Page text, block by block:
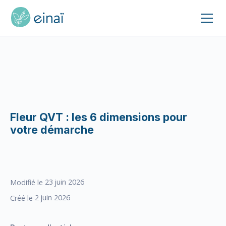
Fleur QVT : les 6 dimensions pour
votre démarche
Modifié le 23 juin 2026
Créé le 2 juin 2026